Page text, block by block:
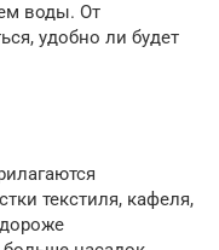
воды. От
удобно ли будет
текстиля, кафеля,